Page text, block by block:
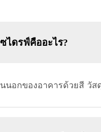
ไดรฟ์คืออะไร?
นอกของอาคารด้วยสี